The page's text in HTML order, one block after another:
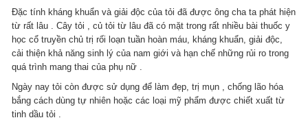
Đặc tính kháng khuẩn và giải độc của tỏi đã được ông cha ta phát hiện
từ rất lâu . Cây tỏi , củ tỏi từ lâu đã có mặt trong rất nhiều bài thuốc y
học cổ truyền chủ trị rối loạn tuần hoàn máu, kháng khuẩn, giải độc,
cải thiện khả năng sinh lý của nam giới và hạn chế những rủi ro trong
quá trình mang thai của phụ nữ .
Ngày nay tỏi còn được sử dụng để làm đẹp, trị mụn , chống lão hóa
bắng cách dùng tự nhiên hoặc các loại mỹ phẩm được chiết xuất từ
tinh dầu tỏi .